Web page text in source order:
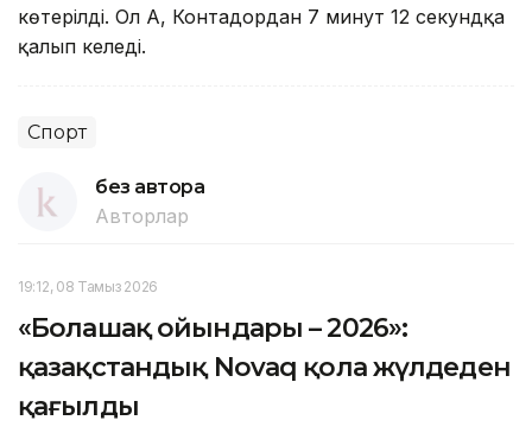
көтерілді. Ол А, Контадордан 7 минут 12 секундқа
қалып келеді.
Спорт
без автора
Авторлар
19:12, 08 Тамыз 2026
«Болашақ ойындары – 2026»:
қазақстандық Novaq қола жүлдеден
қағылды